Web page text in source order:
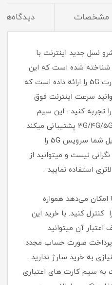
مشخصات دیدگاه‌ها
نسل جدید اینترنت با
شده است که این
دفعه برای اولین بار سیم کارت 5G را ارائه داده است که
سرعت اینترنت فوق
العاده بالا و مکالمه VoLTE را تجربه کنید . این سیم
کارت از تمامی شبکه های 3G/4G/5G پشتیبانی میکند
و در صورتی که گوشی موبایل شما سرویس 5G را
نیست و میتوانید از
می‌دهد همواره
کنترل کنید. با خرید این
آن میتوانید
پرداخت صورت حساب مجدد
به خرید سارژ ندارید .
به سیم کارت های اعتباری